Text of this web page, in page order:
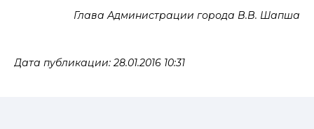
Глава Администрации города В.В. Шапша
Дата публикации: 28.01.2016 10:31